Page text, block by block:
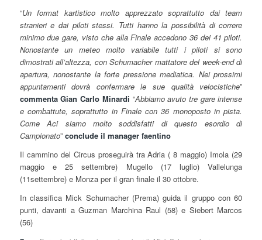
“Un format kartistico molto apprezzato soprattutto dai team
stranieri e dai piloti stessi. Tutti hanno la possibilità di correre
minimo due gare, visto che alla Finale accedono 36 dei 41 piloti.
Nonostante un meteo molto variabile tutti i piloti si sono
dimostrati all’altezza, con Schumacher mattatore del week-end di
apertura, nonostante la forte pressione mediatica. Nei prossimi
appuntamenti dovrà confermare le sue qualità velocistiche”
commenta Gian Carlo Minardi “Abbiamo avuto tre gare intense
e combattute, soprattutto in Finale con 36 monoposto in pista.
Come Aci siamo molto soddisfatti di questo esordio di
Campionato” conclude il manager faentino
Il cammino del Circus proseguirà tra Adria ( 8 maggio) Imola (29
maggio e 25 settembre) Mugello (17 luglio) Vallelunga
(11settembre) e Monza per il gran finale il 30 ottobre.
In classifica Mick Schumacher (Prema) guida il gruppo con 60
punti, davanti a Guzman Marchina Raul (58) e Siebert Marcos
(56)